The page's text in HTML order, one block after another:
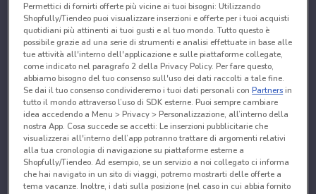
Permettici di fornirti offerte più vicine ai tuoi bisogni: Utilizzando
Shopfully/Tiendeo puoi visualizzare inserzioni e offerte per i tuoi acquisti
quotidiani più attinenti ai tuoi gusti e al tuo mondo. Tutto questo è
possibile grazie ad una serie di strumenti e analisi effettuate in base alle
tue attività all'interno dell'applicazione e sulle piattaforme collegate,
come indicato nel paragrafo 2 della Privacy Policy. Per fare questo,
abbiamo bisogno del tuo consenso sull'uso dei dati raccolti a tale fine.
Se dai il tuo consenso condivideremo i tuoi dati personali conPartnersin
tutto il mondo attraverso l’uso di SDK esterne. Puoi sempre cambiare
idea accedendo a Menu > Privacy > Personalizzazione, all’interno della
nostra App. Cosa succede se accetti: Le inserzioni pubblicitarie che
visualizzerai all'interno dell’app potranno trattare di argomenti relativi
alla tua cronologia di navigazione su piattaforme esterne a
Shopfully/Tiendeo. Ad esempio, se un servizio a noi collegato ci informa
che hai navigato in un sito di viaggi, potremo mostrarti delle offerte a
tema vacanze. Inoltre, i dati sulla posizione (nel caso in cui abbia fornito